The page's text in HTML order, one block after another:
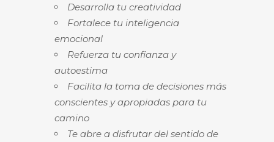
Desarrolla tu creatividad
Fortalece tu inteligencia
emocional
Refuerza tu confianza y
autoestima
Facilita la toma de decisiones más
conscientes y apropiadas para tu
camino
Te abre a disfrutar del sentido de